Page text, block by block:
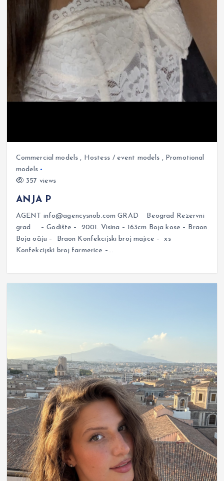
Commercial models , Hostess / event models , Promotional
models
357 views
ANJA P
AGENT info@agencysnob.com GRAD Beograd Rezervni
grad – Godište – 2001. Visina – 163cm Boja kose – Braon
Boja očiju – Braon Konfekcijski broj majice – xs
Konfekcijski broj farmerice –…